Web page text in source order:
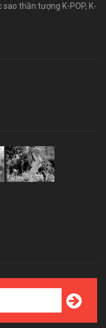
sao thần tượng K-POP, K-